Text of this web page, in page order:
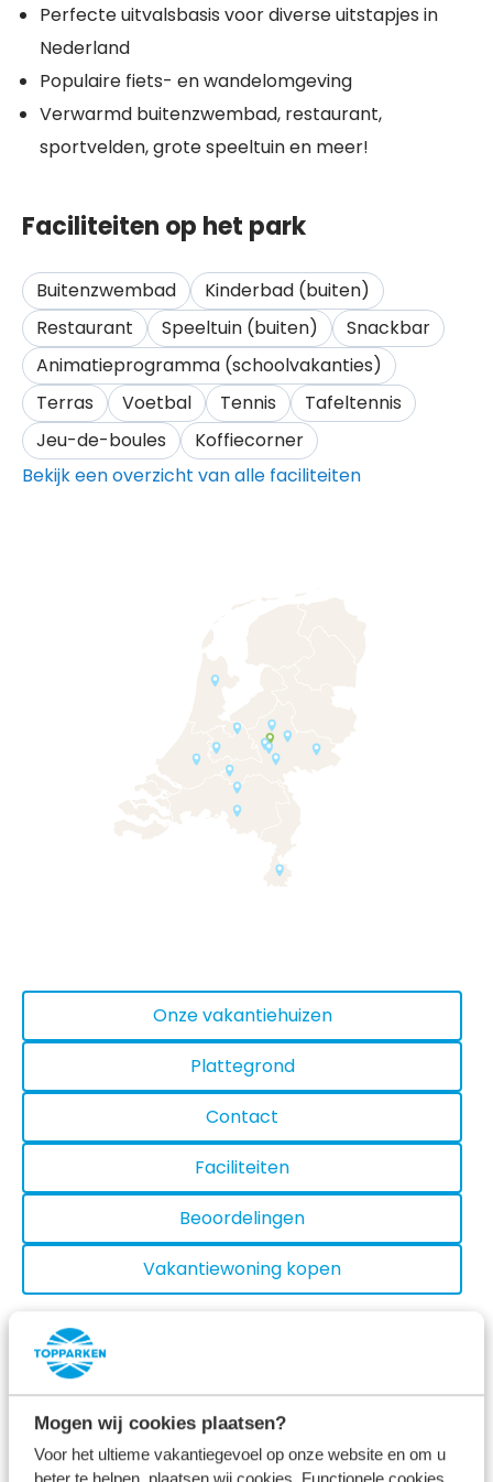
Mogen wij cookies plaatsen?
Voor het ultieme vakantiegevoel op onze website en om u
Perfecte uitvalsbasis voor diverse uitstapjes in
Nederland
Populaire fiets- en wandelomgeving
Verwarmd buitenzwembad, restaurant,
sportvelden, grote speeltuin en meer!
Faciliteiten op het park
Buitenzwembad
Kinderbad (buiten)
Restaurant
Speeltuin (buiten)
Snackbar
Animatieprogramma (schoolvakanties)
Terras
Voetbal Tennis
Tafeltennis
Jeu-de-boules
Koffiecorner
Bekijk een overzicht van alle faciliteiten
Onze vakantiehuizen
Plattegrond
Contact
Faciliteiten
Beoordelingen
Vakantiewoning kopen
Bekijk prijzen en beschikbaarheid
Activiteiten in de omgeving van